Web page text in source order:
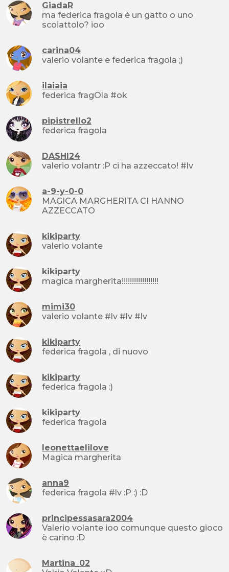
GiadaR
ma federica fragola è un gatto o uno
scoiattolo? ioo
carina04
valerio volante e federica fragola ;)
ilaiaia
federica fragOla #ok
pipistrello2
federica fragola
DASHI24
valerio volantr :P ci ha azzeccato! #lv
a-9-y-0-0
MAGICA MARGHERITA CI HANNO
AZZECCATO
kikiparty
valerio volante
kikiparty
magica margherita!!!!!!!!!!!!!!!!!!
mimi30
valerio volante #lv #lv #lv
kikiparty
federica fragola , di nuovo
kikiparty
federica fragola :)
kikiparty
federica fragola
leonettaelilove
Magica margherita
anna9
federica fragola #lv :P :) :D
principessasara2004
Valerio volante ioo comunque questo gioco
è carino :D
Martina_02